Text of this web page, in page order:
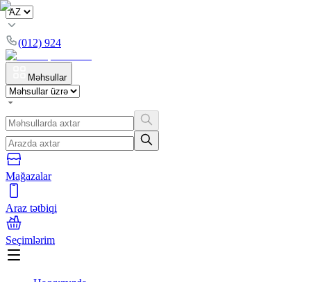
(012) 924
Məhsullar
Mağazalar
Araz tətbiqi
Seçimlərim